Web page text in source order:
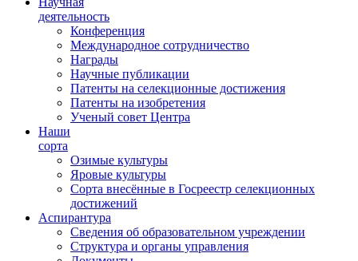
деятельность
Конференция
Международное сотрудничество
Награды
Научные публикации
Патенты на селекционные достижения
Патенты на изобретения
Ученый совет Центра
Наши
сорта
Озимые культуры
Яровые культуры
Сорта внесённые в Госреестр селекционных
достижений
Аспирантура
Сведения об образовательном учреждении
Структура и органы управления